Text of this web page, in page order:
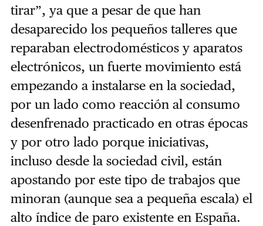
tirar”, ya que a pesar de que han
desaparecido los pequeños talleres que
reparaban electrodomésticos y aparatos
electrónicos, un fuerte movimiento está
empezando a instalarse en la sociedad,
por un lado como reacción al consumo
desenfrenado practicado en otras épocas
y por otro lado porque iniciativas,
incluso desde la sociedad civil, están
apostando por este tipo de trabajos que
minoran (aunque sea a pequeña escala) el
alto índice de paro existente en España.